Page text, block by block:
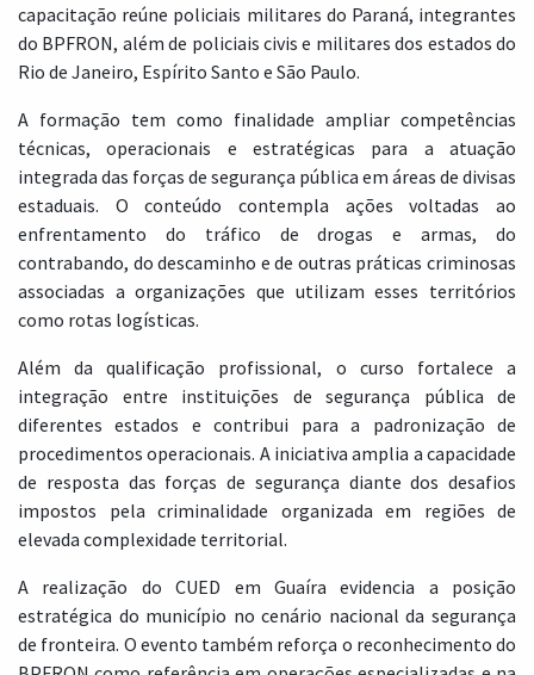
capacitação reúne policiais militares do Paraná, integrantes
do BPFRON, além de policiais civis e militares dos estados do
Rio de Janeiro, Espírito Santo e São Paulo.
A formação tem como finalidade ampliar competências
técnicas, operacionais e estratégicas para a atuação
integrada das forças de segurança pública em áreas de divisas
estaduais. O conteúdo contempla ações voltadas ao
enfrentamento do tráfico de drogas e armas, do
contrabando, do descaminho e de outras práticas criminosas
associadas a organizações que utilizam esses territórios
como rotas logísticas.
Além da qualificação profissional, o curso fortalece a
integração entre instituições de segurança pública de
diferentes estados e contribui para a padronização de
procedimentos operacionais. A iniciativa amplia a capacidade
de resposta das forças de segurança diante dos desafios
impostos pela criminalidade organizada em regiões de
elevada complexidade territorial.
A realização do CUED em Guaíra evidencia a posição
estratégica do município no cenário nacional da segurança
de fronteira. O evento também reforça o reconhecimento do